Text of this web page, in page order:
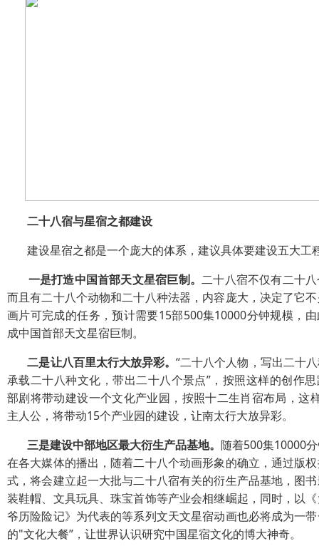
二十八宿与星宿之都建设
建设星宿之都是一个庞大的体系，建议具体要建设五大工
一是打造中国首部天文星宿巨制。二十八宿不仅有二十
而且有二十八个动物和二十八种法器，内容庞大，决定了它
画片可完成的任务，预计需要15部500集10000分钟规模，
成中国首部天文星宿巨制。
二是让八百里太行大放异彩。“二十八个人物，写出二十
承载二十八种文化，带出二十八个景点”，按照这样的创作
部剧将带动建设一个文化产业园，按照十二生肖宿布局，这
主人公，将带动15个产业园的建设，让南太行大放异彩。
三是建设中部地区最大衍生产品基地。 随着500集10000
在各大媒体的播出，随着二十八个动画形象的确立，通过版
式，将会建立起一大批与二十八宿有关的衍生产品基地，图
装鞋帽、文具玩具、珠宝首饰等产业会相继崛起，同时，以
爷历险险记》为代表的等系列文天文星宿动画也必将成为一
的"文化大餐”，让世界认识研究中国星宿文化的博大神奇。